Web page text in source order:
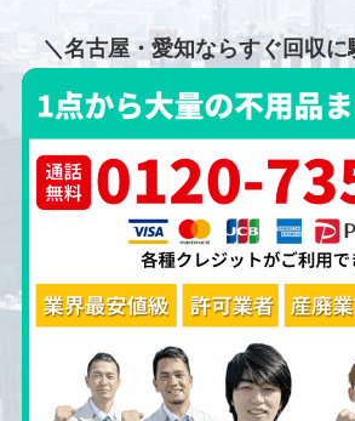
＼名古屋・愛知ならすぐ回収に